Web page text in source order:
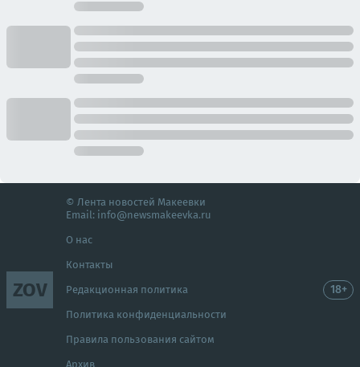
ZOV
© Лента новостей Макеевки
Email: info@newsmakeevka.ru
О нас
Контакты
Редакционная политика
Политика конфиденциальности
Правила пользования сайтом
Архив
18+